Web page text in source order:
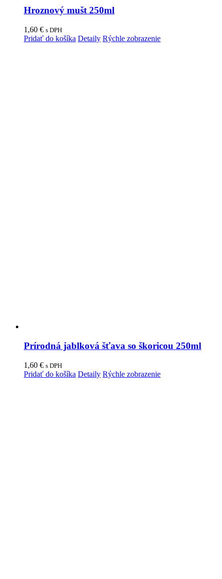
Hroznový mušt 250ml
1,60 € s DPH
Pridať do košíka Detaily Rýchle zobrazenie
Prírodná jablková šťava so škoricou 250ml
1,60 € s DPH
Pridať do košíka Detaily Rýchle zobrazenie